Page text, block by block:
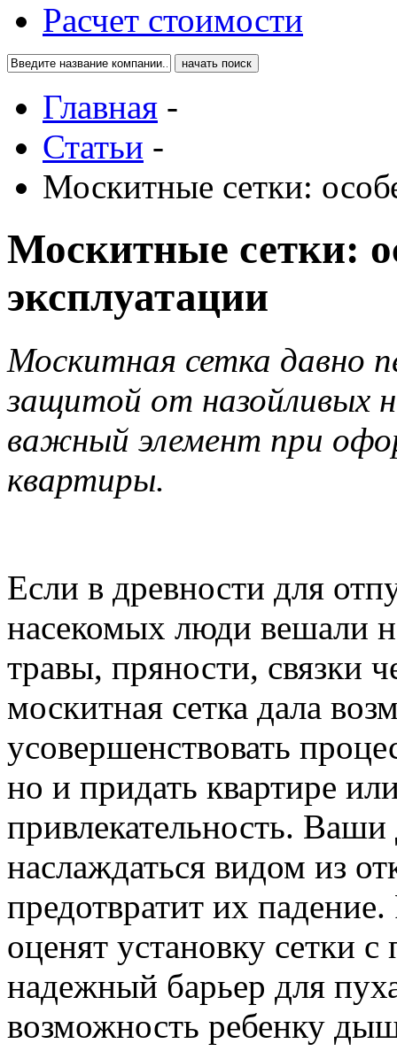
Расчет стоимости
Главная -
Статьи -
Москитные сетки:
Москитные сетки:
эксплуатации
Москитная сетка давно
защитой от назойливых
важный элемент при
квартиры.
Если в древности для
насекомых люди вешали
травы, пряности, связки
москитная сетка дала
усовершенствовать
но и придать квартире
привлекательность.
наслаждаться видом из
предотвратит их
оценят установку сетки
надежный барьер для
возможность ребенку